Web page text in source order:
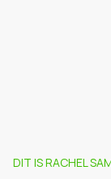
DIT IS RACHEL